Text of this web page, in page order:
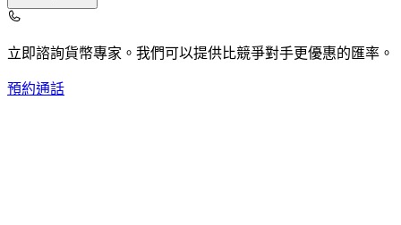
立即諮詢貨幣專家。 我們可以提供比競爭對手更優惠的匯率。
預約通話